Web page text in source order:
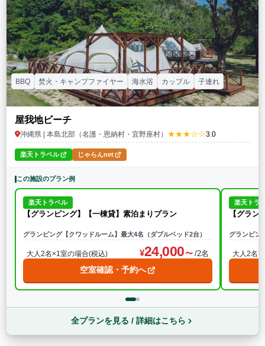
屋我地ビーチ
沖縄県 | 本島北部（名護・恩納村・宜野座村） ★★★☆☆3.0
BBQ 焚火・キャンプファイヤー 海水浴 カップル 子連れ
楽天トラベル じゃらんnet
この施設のプラン例
楽天トラベル
【グランピング】【一棟貸】素泊まりプラン
グランピング【クワッドルーム】最大4名（ダブルベッド2台）
大人2名×1室の場合(税込) 24,000 /2名
空室確認・予約へ
楽天トラ
【グラ
グランピン
大人2名
全プランを見る / 詳細はこちら